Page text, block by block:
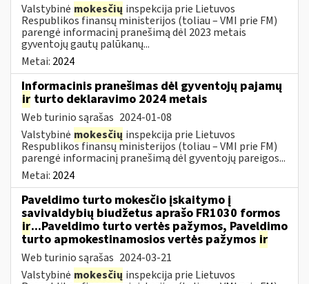
Valstybinė mokesčių inspekcija prie Lietuvos
Respublikos finansų ministerijos (toliau – VMI prie FM)
parengė informacinį pranešimą dėl 2023 metais
gyventojų gautų palūkanų...
Metai: 2024
Informacinis pranešimas dėl gyventojų pajamų
ir turto deklaravimo 2024 metais
Web turinio sąrašas 2024-01-08
Valstybinė mokesčių inspekcija prie Lietuvos
Respublikos finansų ministerijos (toliau – VMI prie FM)
parengė informacinį pranešimą dėl gyventojų pareigos...
Metai: 2024
Paveldimo turto mokesčio įskaitymo į
savivaldybių biudžetus aprašo FR1030 formos
ir...Paveldimo turto vertės pažymos, Paveldimo
turto apmokestinamosios vertės pažymos ir
Web turinio sąrašas 2024-03-21
Valstybinė mokesčių inspekcija prie Lietuvos